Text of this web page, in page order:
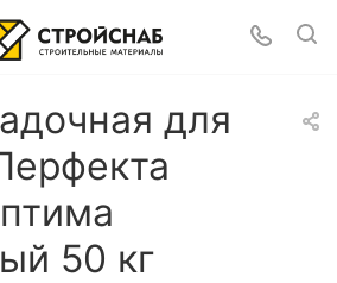
для
50 кг